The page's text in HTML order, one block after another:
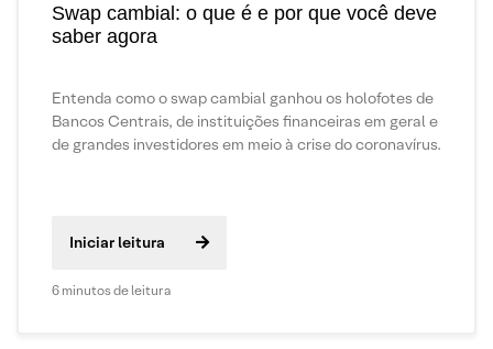
Swap cambial: o que é e por que você deve
saber agora
Entenda como o swap cambial ganhou os holofotes de
Bancos Centrais, de instituições financeiras em geral e
de grandes investidores em meio à crise do coronavírus.
Iniciar leitura
6 minutos de leitura